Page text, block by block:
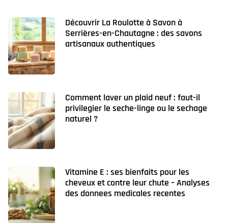
Découvrir La Roulotte à Savon à
Serrières-en-Chautagne : des savons
artisanaux authentiques
Comment laver un plaid neuf : faut-il
privilegier le seche-linge ou le sechage
naturel ?
Vitamine E : ses bienfaits pour les
cheveux et contre leur chute – Analyses
des donnees medicales recentes